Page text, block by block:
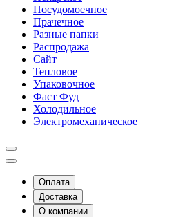
Посудомоечное
Прачечное
Разные папки
Распродажа
Сайт
Тепловое
Упаковочное
Фаст Фуд
Холодильное
Электромеханическое
Оплата
Доставка
О компании